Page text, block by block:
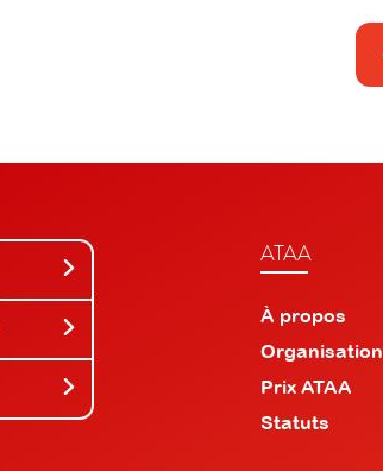
ATAA
À propos
Organisation
Prix ATAA
Statuts